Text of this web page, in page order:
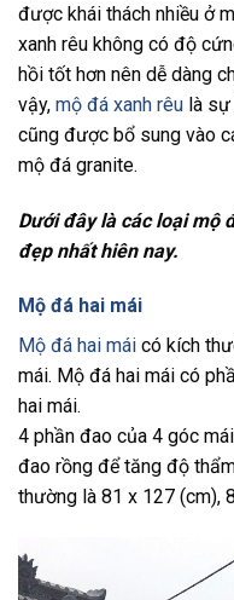
được khái thách nhiều ở
xanh rêu không có độ
hồi tốt hơn nên dễ dàng
vậy, mộ đá xanh rêu là sự
cũng được bổ sung vào
mộ đá granite.
Dưới đây là các loại mộ
đẹp nhất hiên nay.
Mộ đá hai mái
Mộ đá hai mái có kích
mái. Mộ đá hai mái có
hai mái.
4 phần đao của 4 góc
đao rồng để tăng độ
thường là 81 x 127 (cm),